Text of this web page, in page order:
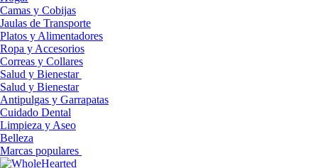
Camas y Cobijas
Jaulas de Transporte
Platos y Alimentadores
Ropa y Accesorios
Correas y Collares
Salud y Bienestar
Salud y Bienestar
Antipulgas y Garrapatas
Cuidado Dental
Limpieza y Aseo
Belleza
Marcas populares